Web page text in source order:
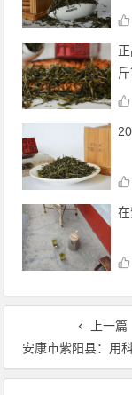
斤
上一篇
安康市紫阳县：用科技“链”